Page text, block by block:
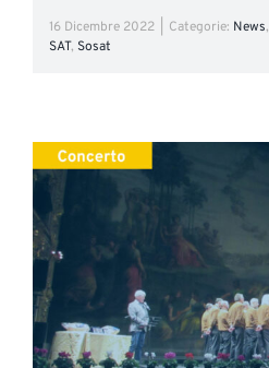
16 Dicembre 2022 Categorie: News,
SAT, Sosat